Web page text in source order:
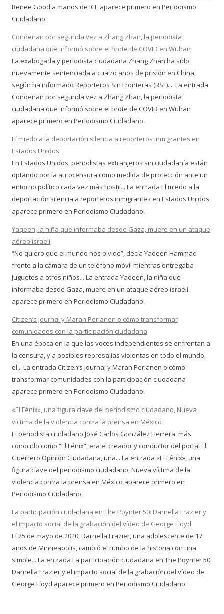
Renee Good a manos de ICE aparece primero en Periodismo
Ciudadano.
Condenan por segunda vez a Zhang Zhan, la periodista
ciudadana que informó sobre el brote de COVID en Wuhan
La exabogada y periodista ciudadana Zhang Zhan ha sido
nuevamente sentenciada a cuatro años de prisión en China,
según ha informado Reporteros Sin Fronteras (RSF).... La entrada
Condenan por segunda vez a Zhang Zhan, la periodista
ciudadana que informó sobre el brote de COVID en Wuhan
aparece primero en Periodismo Ciudadano.
El miedo a la deportación silencia a reporteros inmigrantes en
Estados Unidos
En Estados Unidos, periodistas extranjeros sin ciudadanía están
optando por la autocensura como medida de protección ante un
entorno político cada vez más hostil... La entrada El miedo a la
deportación silencia a reporteros inmigrantes en Estados Unidos
aparece primero en Periodismo Ciudadano.
Yaqeen, la niña que informaba desde Gaza, muere en un ataque
aéreo israelí
“No quiero que el mundo nos olvide”, decía Yaqeen Hammad
frente a la cámara de un teléfono móvil mientras entregaba
juguetes a otros niños... La entrada Yaqeen, la niña que
informaba desde Gaza, muere en un ataque aéreo israelí
aparece primero en Periodismo Ciudadano.
Citizen’s Journal y Maran Perianen o cómo transformar
comunidades con la participación ciudadana
En una época en la que las voces independientes se enfrentan a
la censura, y a posibles represalias violentas en todo el mundo,
el... La entrada Citizen’s Journal y Maran Perianen o cómo
transformar comunidades con la participación ciudadana
aparece primero en Periodismo Ciudadano.
«El Fénix», una figura clave del periodismo ciudadano, Nueva
víctima de la violencia contra la prensa en México
El periodista ciudadano José Carlos González Herrera, más
conocido como “El Fénix”, era el creador y conductor del portal El
Guerrero Opinión Ciudadana, una... La entrada «El Fénix», una
figura clave del periodismo ciudadano, Nueva víctima de la
violencia contra la prensa en México aparece primero en
Periodismo Ciudadano.
La participación ciudadana en The Poynter 50: Darnella Frazier y
el impacto social de la grabación del vídeo de George Floyd
El 25 de mayo de 2020, Darnella Frazier, una adolescente de 17
años de Minneapolis, cambió el rumbo de la historia con una
simple... La entrada La participación ciudadana en The Poynter 50:
Darnella Frazier y el impacto social de la grabación del vídeo de
George Floyd aparece primero en Periodismo Ciudadano.